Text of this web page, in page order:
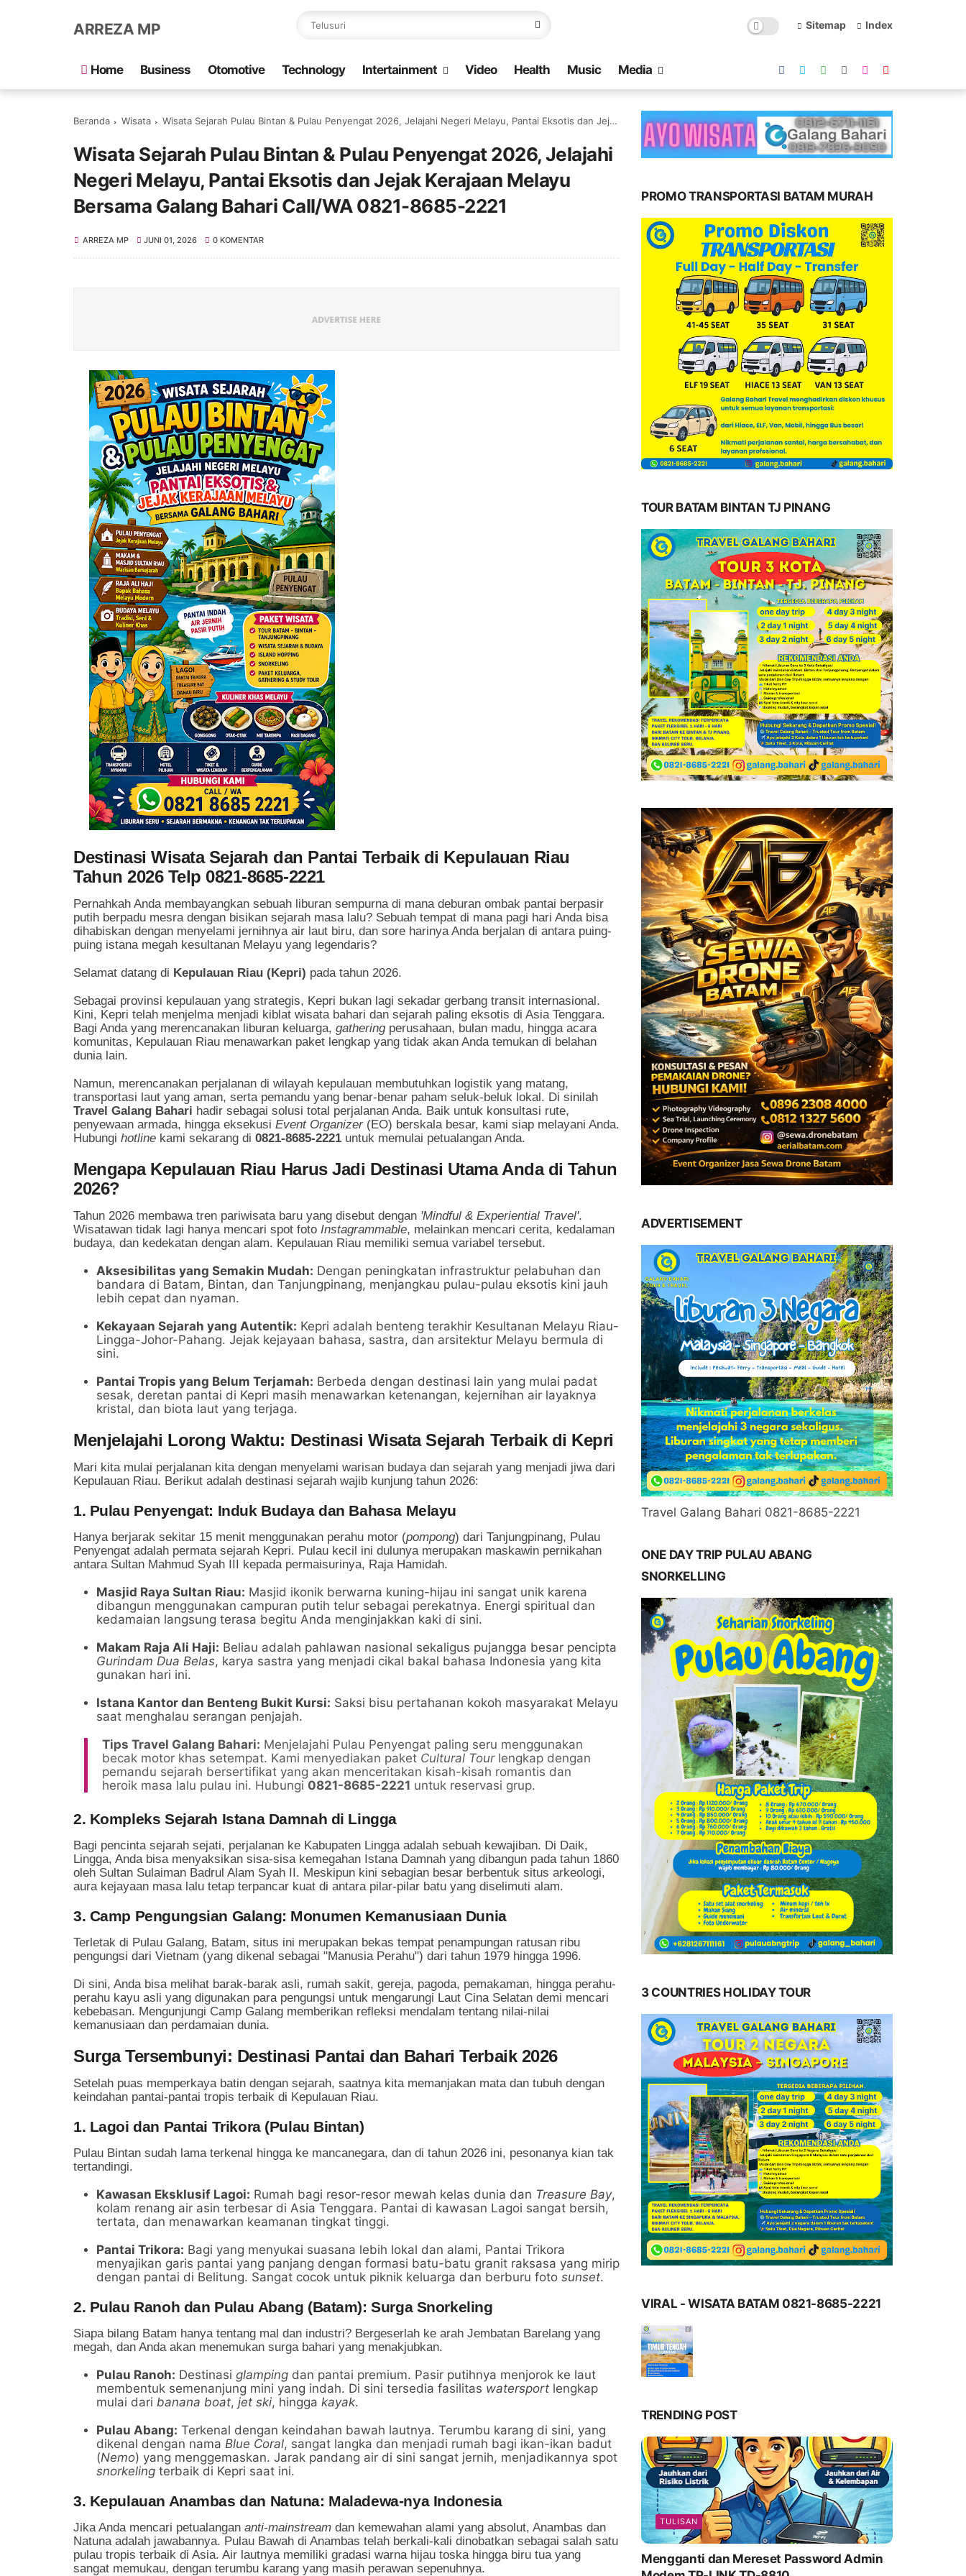
ARREZA MP Sitemap Index
Home Business Otomotive Technology Intertainment Video Health Music Media
Beranda Wisata Wisata Sejarah Pulau Bintan & Pulau Penyengat 2026, Jelajahi Negeri Melayu, Pantai Eksotis dan Jejak Kerajaan Melayu Bersama Galang Bahari Call/WA 0821-8685-2221
Wisata Sejarah Pulau Bintan & Pulau Penyengat 2026, Jelajahi
Negeri Melayu, Pantai Eksotis dan Jejak Kerajaan Melayu
Bersama Galang Bahari Call/WA 0821-8685-2221
ARREZA MP JUNI 01, 2026 0 KOMENTAR
Destinasi Wisata Sejarah dan Pantai Terbaik di Kepulauan Riau
Tahun 2026 Telp 0821-8685-2221
Pernahkah Anda membayangkan sebuah liburan sempurna di mana deburan ombak pantai berpasir
putih berpadu mesra dengan bisikan sejarah masa lalu? Sebuah tempat di mana pagi hari Anda bisa
dihabiskan dengan menyelami jernihnya air laut biru, dan sore harinya Anda berjalan di antara puing-
puing istana megah kesultanan Melayu yang legendaris?
Selamat datang di Kepulauan Riau (Kepri) pada tahun 2026.
Sebagai provinsi kepulauan yang strategis, Kepri bukan lagi sekadar gerbang transit internasional.
Kini, Kepri telah menjelma menjadi kiblat wisata bahari dan sejarah paling eksotis di Asia Tenggara.
Bagi Anda yang merencanakan liburan keluarga, gatheringperusahaan, bulan madu, hingga acara
komunitas, Kepulauan Riau menawarkan paket lengkap yang tidak akan Anda temukan di belahan
dunia lain.
Namun, merencanakan perjalanan di wilayah kepulauan membutuhkan logistik yang matang,
transportasi laut yang aman, serta pemandu yang benar-benar paham seluk-beluk lokal. Di sinilah
Travel Galang Bahari hadir sebagai solusi total perjalanan Anda. Baik untuk konsultasi rute,
penyewaan armada, hingga eksekusi Event Organizer (EO) berskala besar, kami siap melayani Anda.
Hubungi hotline kami sekarang di 0821-8685-2221 untuk memulai petualangan Anda.
Mengapa Kepulauan Riau Harus Jadi Destinasi Utama Anda di Tahun
2026?
Tahun 2026 membawa tren pariwisata baru yang disebut dengan 'Mindful & Experiential Travel'.
Wisatawan tidak lagi hanya mencari spot foto Instagrammable, melainkan mencari cerita, kedalaman
budaya, dan kedekatan dengan alam. Kepulauan Riau memiliki semua variabel tersebut.
Aksesibilitas yang Semakin Mudah: Dengan peningkatan infrastruktur pelabuhan dan
bandara di Batam, Bintan, dan Tanjungpinang, menjangkau pulau-pulau eksotis kini jauh
lebih cepat dan nyaman.
Kekayaan Sejarah yang Autentik: Kepri adalah benteng terakhir Kesultanan Melayu Riau-
Lingga-Johor-Pahang. Jejak kejayaan bahasa, sastra, dan arsitektur Melayu bermula di
sini.
Pantai Tropis yang Belum Terjamah: Berbeda dengan destinasi lain yang mulai padat
sesak, deretan pantai di Kepri masih menawarkan ketenangan, kejernihan air layaknya
kristal, dan biota laut yang terjaga.
Menjelajahi Lorong Waktu: Destinasi Wisata Sejarah Terbaik di Kepri
Mari kita mulai perjalanan kita dengan menyelami warisan budaya dan sejarah yang menjadi jiwa dari
Kepulauan Riau. Berikut adalah destinasi sejarah wajib kunjung tahun 2026:
1. Pulau Penyengat: Induk Budaya dan Bahasa Melayu
Hanya berjarak sekitar 15 menit menggunakan perahu motor (pompong) dari Tanjungpinang, Pulau
Penyengat adalah permata sejarah Kepri. Pulau kecil ini dulunya merupakan maskawin pernikahan
antara Sultan Mahmud Syah III kepada permaisurinya, Raja Hamidah.
Masjid Raya Sultan Riau: Masjid ikonik berwarna kuning-hijau ini sangat unik karena
dibangun menggunakan campuran putih telur sebagai perekatnya. Energi spiritual dan
kedamaian langsung terasa begitu Anda menginjakkan kaki di sini.
Makam Raja Ali Haji: Beliau adalah pahlawan nasional sekaligus pujangga besar pencipta
Gurindam Dua Belas, karya sastra yang menjadi cikal bakal bahasa Indonesia yang kita
gunakan hari ini.
Istana Kantor dan Benteng Bukit Kursi: Saksi bisu pertahanan kokoh masyarakat Melayu
saat menghalau serangan penjajah.
Tips Travel Galang Bahari: Menjelajahi Pulau Penyengat paling seru menggunakan
becak motor khas setempat. Kami menyediakan paket Cultural Tourlengkap dengan
pemandu sejarah bersertifikat yang akan menceritakan kisah-kisah romantis dan
heroik masa lalu pulau ini. Hubungi 0821-8685-2221 untuk reservasi grup.
2. Kompleks Sejarah Istana Damnah di Lingga
Bagi pencinta sejarah sejati, perjalanan ke Kabupaten Lingga adalah sebuah kewajiban. Di Daik,
Lingga, Anda bisa menyaksikan sisa-sisa kemegahan Istana Damnah yang dibangun pada tahun 1860
oleh Sultan Sulaiman Badrul Alam Syah II. Meskipun kini sebagian besar berbentuk situs arkeologi,
aura kejayaan masa lalu tetap terpancar kuat di antara pilar-pilar batu yang diselimuti alam.
3. Camp Pengungsian Galang: Monumen Kemanusiaan Dunia
Terletak di Pulau Galang, Batam, situs ini merupakan bekas tempat penampungan ratusan ribu
pengungsi dari Vietnam (yang dikenal sebagai "Manusia Perahu") dari tahun 1979 hingga 1996.
Di sini, Anda bisa melihat barak-barak asli, rumah sakit, gereja, pagoda, pemakaman, hingga perahu-
perahu kayu asli yang digunakan para pengungsi untuk mengarungi Laut Cina Selatan demi mencari
kebebasan. Mengunjungi Camp Galang memberikan refleksi mendalam tentang nilai-nilai
kemanusiaan dan perdamaian dunia.
Surga Tersembunyi: Destinasi Pantai dan Bahari Terbaik 2026
Setelah puas memperkaya batin dengan sejarah, saatnya kita memanjakan mata dan tubuh dengan
keindahan pantai-pantai tropis terbaik di Kepulauan Riau.
1. Lagoi dan Pantai Trikora (Pulau Bintan)
Pulau Bintan sudah lama terkenal hingga ke mancanegara, dan di tahun 2026 ini, pesonanya kian tak
tertandingi.
Kawasan Eksklusif Lagoi: Rumah bagi resor-resor mewah kelas dunia dan Treasure Bay,
kolam renang air asin terbesar di Asia Tenggara. Pantai di kawasan Lagoi sangat bersih,
tertata, dan menawarkan keamanan tingkat tinggi.
Pantai Trikora: Bagi yang menyukai suasana lebih lokal dan alami, Pantai Trikora
menyajikan garis pantai yang panjang dengan formasi batu-batu granit raksasa yang mirip
dengan pantai di Belitung. Sangat cocok untuk piknik keluarga dan berburu foto sunset.
2. Pulau Ranoh dan Pulau Abang (Batam): Surga Snorkeling
Siapa bilang Batam hanya tentang mal dan industri? Bergeserlah ke arah Jembatan Barelang yang
megah, dan Anda akan menemukan surga bahari yang menakjubkan.
Pulau Ranoh: Destinasi glamping dan pantai premium. Pasir putihnya menjorok ke laut
membentuk semenanjung mini yang indah. Di sini tersedia fasilitas watersport lengkap
mulai dari banana boat, jet ski, hingga kayak.
Pulau Abang: Terkenal dengan keindahan bawah lautnya. Terumbu karang di sini, yang
dikenal dengan nama Blue Coral, sangat langka dan menjadi rumah bagi ikan-ikan badut
(Nemo) yang menggemaskan. Jarak pandang air di sini sangat jernih, menjadikannya spot
snorkeling terbaik di Kepri saat ini.
3. Kepulauan Anambas dan Natuna: Maladewa-nya Indonesia
Jika Anda mencari petualangan anti-mainstream dan kemewahan alami yang absolut, Anambas dan
Natuna adalah jawabannya. Pulau Bawah di Anambas telah berkali-kali dinobatkan sebagai salah satu
pulau tropis terbaik di Asia. Air lautnya memiliki gradasi warna hijau toska hingga biru tua yang
sangat memukau, dengan terumbu karang yang masih perawan sepenuhnya.
PROMO TRANSPORTASI BATAM MURAH
TOUR BATAM BINTAN TJ PINANG
ADVERTISEMENT
Travel Galang Bahari 0821-8685-2221
ONE DAY TRIP PULAU ABANG
SNORKELLING
3 COUNTRIES HOLIDAY TOUR
VIRAL - WISATA BATAM 0821-8685-2221
TRENDING POST
TULISAN
Mengganti dan Mereset Password Admin